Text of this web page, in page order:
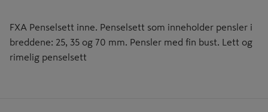
FXA Penselsett inne. Penselsett som inneholder pensler i
breddene: 25, 35 og 70 mm. Pensler med fin bust. Lett og
rimelig penselsett